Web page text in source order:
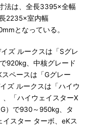
法は、全長3395×全幅
2235×室内幅
となっている。
ズ ルークスは「Sグレ
920kg、中核グレード
スペースは「Gグレー
ズ ルークスは「ハイウ
、「ハイウェイスターX
）で930～950kg、タ
スター ターボ、eKス